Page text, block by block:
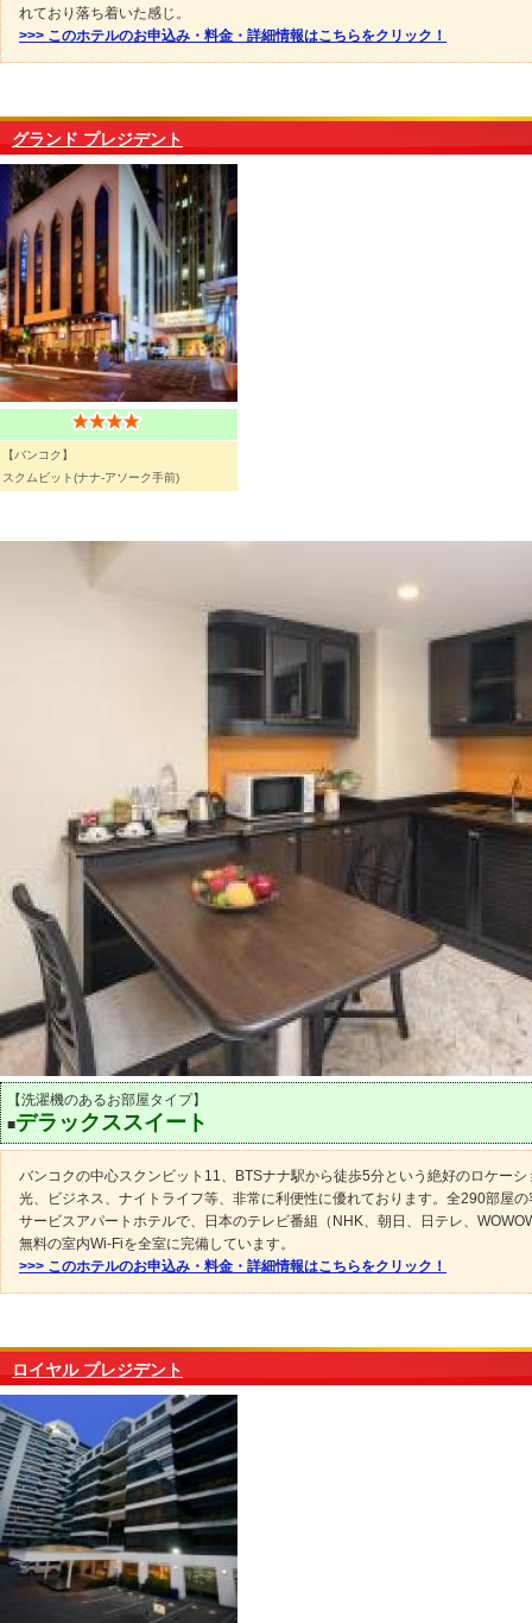
れており落ち着いた感じ。
>>> このホテルのお申込み・料金・詳細情報はこちらをクリック！
グランド プレジデント
【バンコク】
スクムビット(ナナ-アソーク手前)
【洗濯機のあるお部屋タイプ】
■デラックススイート
バンコクの中心スクンビット11、BTSナナ駅から徒歩5分という絶好のロケーシ
光、ビジネス、ナイトライフ等、非常に利便性に優れております。全290部屋
サービスアパートホテルで、日本のテレビ番組（NHK、朝日、日テレ、
無料の室内Wi-Fiを全室に完備しています。
>>> このホテルのお申込み・料金・詳細情報はこちらをクリック！
ロイヤル プレジデント